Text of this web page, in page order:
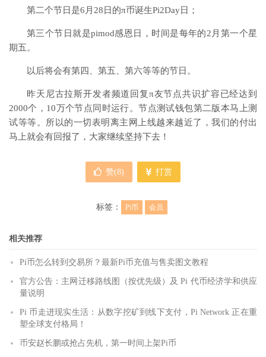
第二个节日是6月28日的π币诞生Pi2Day日；
第三个节日就是pimod感恩日，时间是每年的2月第一个星
期五。
以后将会有第四、第五、第六等等的节日。
昨天尼古拉斯开发者频道回复π友节点共识扩容已经达到
2000个，10万个节点同时运行。节点测试钱包第二版本马上测
试等等。所以的一切表明离主网上线越来越近了，我们的付出
马上就会有回报了，大家继续坚持下去！
赞(8) 打赏
标签： Pi币 会员
相关推荐
Pi币怎么转到交易所？最新Pi币充值与售卖图文教程
官方公告：主网迁移路线图（按优先级）及 Pi 代币经济学和供应
量说明
Pi 币走进现实生活：从数字挖矿到线下支付，Pi Network 正在重
塑全球支付格局！
币安赵长鹏或抢占先机，第一时间上架Pi币